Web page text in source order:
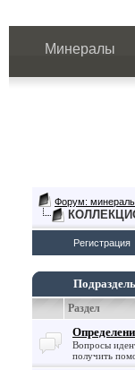
Минералы
Форум:
Регистрация
Раздел
Вопросы
получить